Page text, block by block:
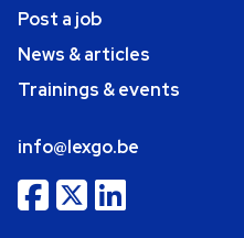
Post a job
News & articles
Trainings & events
info@lexgo.be